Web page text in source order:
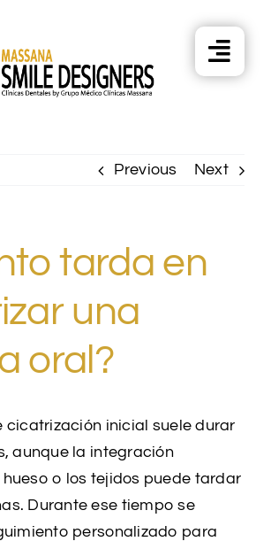
Previous Next
tarda en
una
oral?
cicatrización inicial suele durar
aunque la integración
o los tejidos puede tardar
Durante ese tiempo se
personalizado para